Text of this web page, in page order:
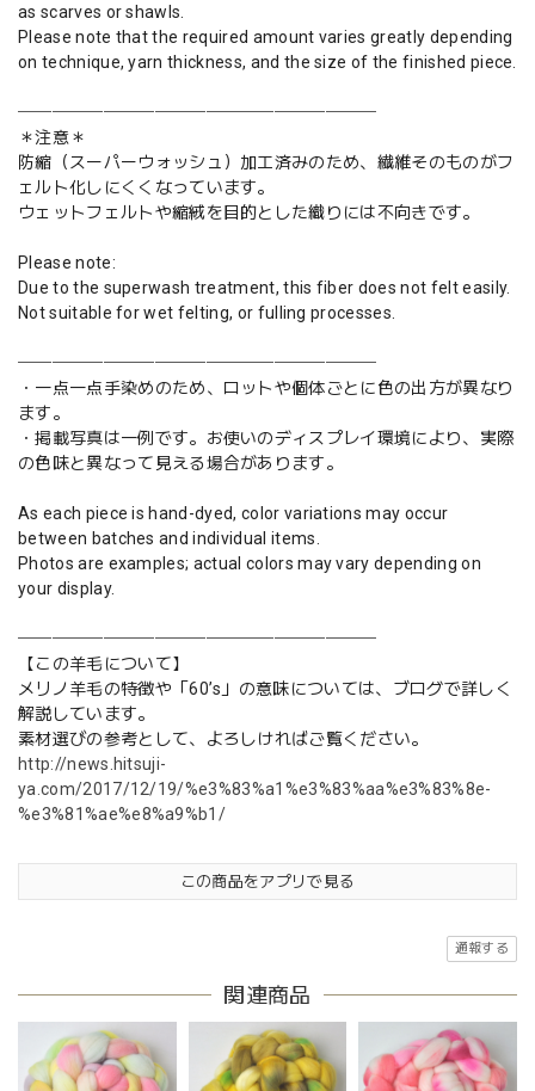
as scarves or shawls.
Please note that the required amount varies greatly depending
on technique, yarn thickness, and the size of the finished piece.
─────────────────────
＊注意＊
防縮（スーパーウォッシュ）加工済みのため、繊維そのものがフ
ェルト化しにくくなっています。
ウェットフェルトや縮絨を目的とした織りには不向きです。
Please note:
Due to the superwash treatment, this fiber does not felt easily.
Not suitable for wet felting, or fulling processes.
─────────────────────
・一点一点手染めのため、ロットや個体ごとに色の出方が異なり
ます。
・掲載写真は一例です。お使いのディスプレイ環境により、実際
の色味と異なって見える場合があります。
As each piece is hand-dyed, color variations may occur
between batches and individual items.
Photos are examples; actual colors may vary depending on
your display.
─────────────────────
【この羊毛について】
メリノ羊毛の特徴や「60’s」の意味については、ブログで詳しく
解説しています。
素材選びの参考として、よろしければご覧ください。
http://news.hitsuji-
ya.com/2017/12/19/%e3%83%a1%e3%83%aa%e3%83%8e-
%e3%81%ae%e8%a9%b1/
この商品をアプリで見る
通報する
関連商品